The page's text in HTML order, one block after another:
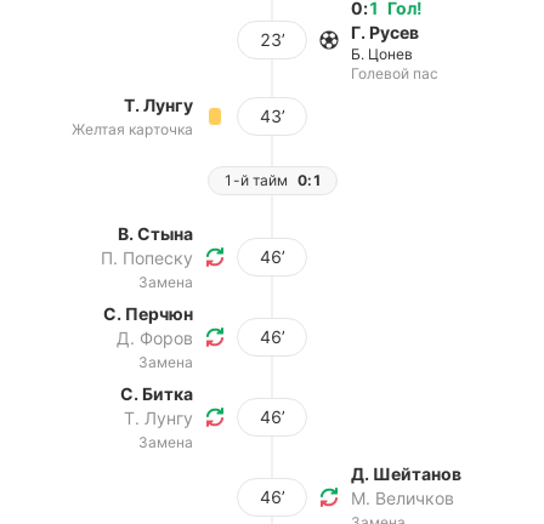
23’
Гол!
0:1
Г. Русев
Б. Цонев
Голевой пас
Т. Лунгу
Желтая карточка
43’
1-й тайм 0:1
В. Стына
П. Попеску
Замена
46’
С. Перчюн
Д. Форов
Замена
46’
С. Битка
Т. Лунгу
Замена
46’
46’
Д. Шейтанов
М. Величков